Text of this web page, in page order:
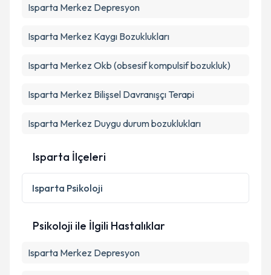
E-posta Adresiniz
Kişisel verilerimin işlenmesine ilişkinAydınlatma
Takvim Talebini Gönder
Isparta Merkez Depresyon
Isparta Merkez Kaygı Bozuklukları
Isparta Merkez Okb (obsesif kompulsif bozukluk)
Isparta Merkez Bilişsel Davranışçı Terapi
Isparta Merkez Duygu durum bozuklukları
Isparta İlçeleri
Isparta Psikoloji
Psikoloji ile İlgili Hastalıklar
Isparta Merkez Depresyon